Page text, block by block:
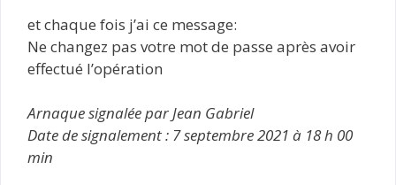
et chaque fois j’ai ce message:
Ne changez pas votre mot de passe après avoir
effectué l’opération
Arnaque signalée par Jean Gabriel
Date de signalement : 7 septembre 2021 à 18 h 00
min